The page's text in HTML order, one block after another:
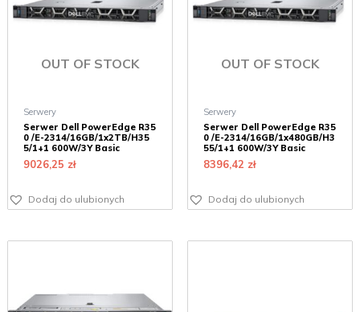
OUT OF STOCK
Serwery
Serwer Dell PowerEdge R35
0 /E-2314/16GB/1x2TB/H35
5/1+1 600W/3Y Basic
9026,25 zł
Dodaj do ulubionych
OUT OF STOCK
Serwery
Serwer Dell PowerEdge R35
0 /E-2314/16GB/1x480GB/H3
55/1+1 600W/3Y Basic
8396,42 zł
Dodaj do ulubionych